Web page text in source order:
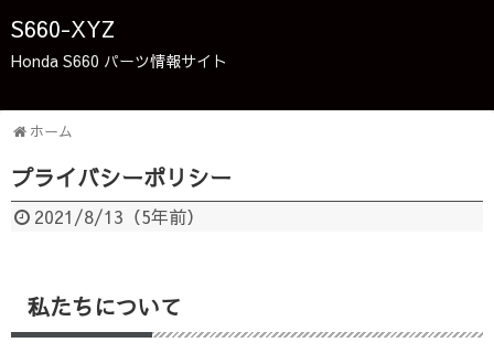
S660-XYZ
Honda S660 パーツ情報サイト
ホーム
プライバシーポリシー
2021/8/13 （5年前）
私たちについて